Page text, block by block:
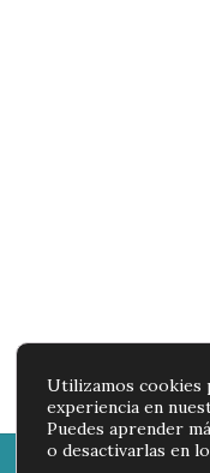
Utilizamos cookies
experiencia en
Puedes aprender
o desactivarlas en